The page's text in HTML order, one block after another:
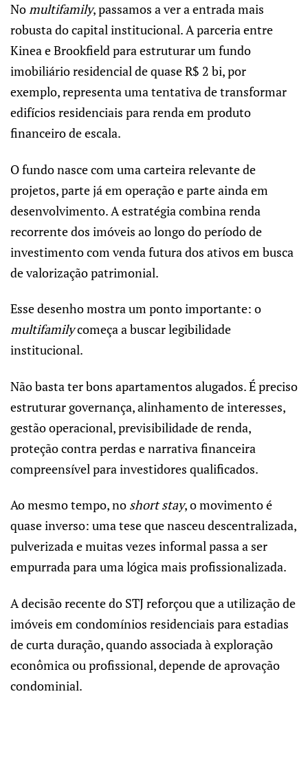
Nomultifamily, passamos a ver a entrada mais
robusta do capital institucional. A parceria entre
Kinea e Brookfield para estruturar um fundo
imobiliário residencial de quase R$ 2 bi, por
exemplo, representa uma tentativa de transformar
edifícios residenciais para renda em produto
financeiro de escala.
O fundo nasce com uma carteira relevante de
projetos, parte já em operação e parte ainda em
desenvolvimento. A estratégia combina renda
recorrente dos imóveis ao longo do período de
investimento com venda futura dos ativos em busca
de valorização patrimonial.
Esse desenho mostra um ponto importante: o
multifamilycomeça a buscar legibilidade
institucional.
Não basta ter bons apartamentos alugados. É preciso
estruturar governança, alinhamento de interesses,
gestão operacional, previsibilidade de renda,
proteção contra perdas e narrativa financeira
compreensível para investidores qualificados.
Ao mesmo tempo, no short stay, o movimento é
quase inverso: uma tese que nasceu descentralizada,
pulverizada e muitas vezes informal passa a ser
empurrada para uma lógica mais profissionalizada.
A decisão recente do STJ reforçou que a utilização de
imóveis em condomínios residenciais para estadias
de curta duração, quando associada à exploração
econômica ou profissional, depende de aprovação
condominial.